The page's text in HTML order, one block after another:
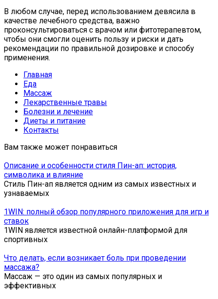
В любом случае, перед использованием девясила в
качестве лечебного средства, важно
проконсультироваться с врачом или фитотерапевтом,
чтобы они смогли оценить пользу и риски и дать
рекомендации по правильной дозировке и способу
применения.
Главная
Еда
Массаж
Лекарственные травы
Болезни и лечение
Диеты и питание
Контакты
Вам также может понравиться
Описание и особенности стиля Пин-ап: история,
символика и влияние
Стиль Пин-ап является одним из самых известных и
узнаваемых
1WIN: полный обзор популярного приложения для игр и
ставок
1WIN является известной онлайн-платформой для
спортивных
Что делать, если возникает боль при проведении
массажа?
Массаж — это один из самых популярных и
эффективных